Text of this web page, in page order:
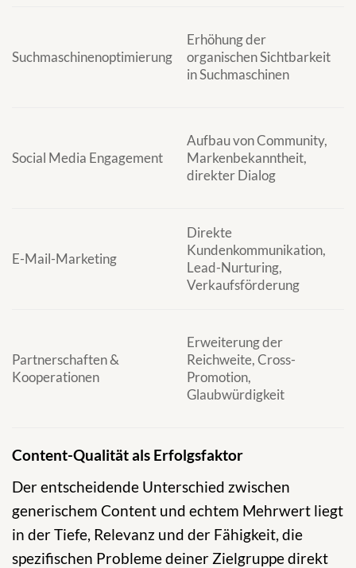
Suchmaschinenoptimierung
Erhöhung der
organischen Sichtbarkeit
in Suchmaschinen
Social Media Engagement
Aufbau von Community,
Markenbekanntheit,
direkter Dialog
E-Mail-Marketing
Direkte
Kundenkommunikation,
Lead-Nurturing,
Verkaufsförderung
Partnerschaften &
Kooperationen
Erweiterung der
Reichweite, Cross-
Promotion,
Glaubwürdigkeit
Content-Qualität als Erfolgsfaktor
Der entscheidende Unterschied zwischen
generischem Content und echtem Mehrwert liegt
in der Tiefe, Relevanz und der Fähigkeit, die
spezifischen Probleme deiner Zielgruppe direkt